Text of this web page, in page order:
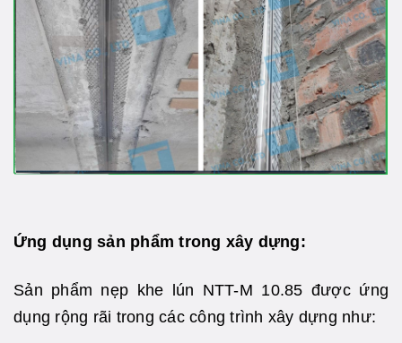
Ứng dụng sản phẩm trong xây dựng:
Sản phẩm nẹp khe lún NTT-M 10.85 được ứng
dụng rộng rãi trong các công trình xây dựng như: